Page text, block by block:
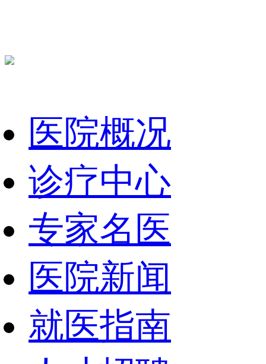
医院概况
诊疗中心
专家名医
医院新闻
就医指南